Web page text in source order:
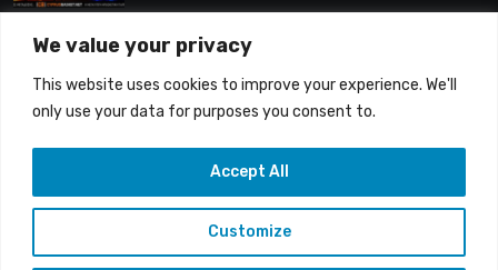
We value your privacy
This website uses cookies to improve your experience. We'll
only use your data for purposes you consent to.
Customize
Accept All
LIVE | Ύδρα Ασφαλιστική ΕΝΑΔ vs
Άτλαντας Πάφου
Copyright © 2015-26 Alfasports TV | Production of